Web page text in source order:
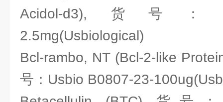
Acidol-d3),货号：
2.5mg(Usbiological)
Bcl-rambo, NT (Bcl-2-like
号：Usbio B0807-23-